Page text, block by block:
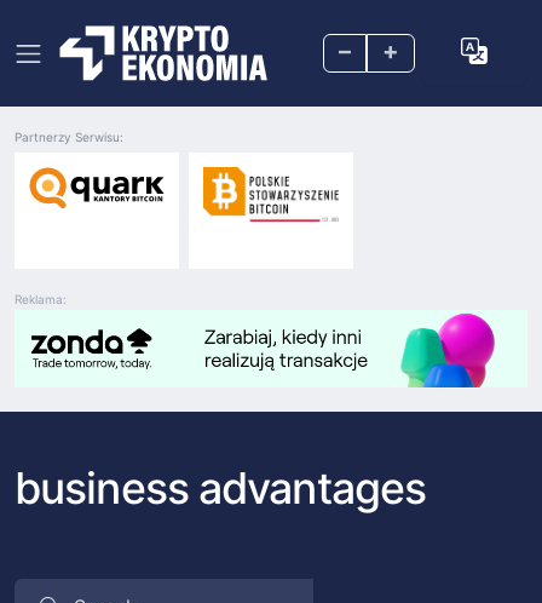
– +
Reklama:
Partnerzy Serwisu:
business advantages